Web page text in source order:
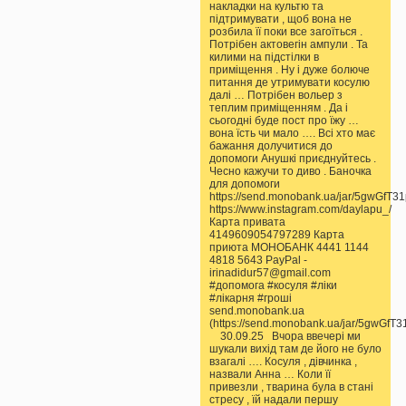
накладки на культю та
підтримувати , щоб вона не
розбила її поки все загоїться .
Потрібен актовегін ампули . Та
килими на підстілки в
приміщення . Ну і дуже болюче
питання де утримувати косулю
далі … Потрібен вольер з
теплим приміщенням . Да і
сьогодні буде пост про їжу …
вона їсть чи мало …. Всі хто має
бажання долучитися до
допомоги Анушкі приєднуйтесь .
Чесно кажучи то диво . Баночка
для допомоги
https://send.monobank.ua/jar/
https://www.instagram.com/daylapu_/
Карта привата
4149609054797289 Карта
приюта МОНОБАНК 4441 1144
4818 5643 PayPal -
irinadidur57@gmail.com
#допомога #косуля #ліки
#лікарня #гроші
send.monobank.ua
(https://send.monobank.ua/jar/
30.09.25 Вчора ввечері ми
шукали вихід там де його не було
взагалі …. Косуля , дівчинка ,
назвали Анна … Коли її
привезли , тварина була в стані
стресу , їй надали першу